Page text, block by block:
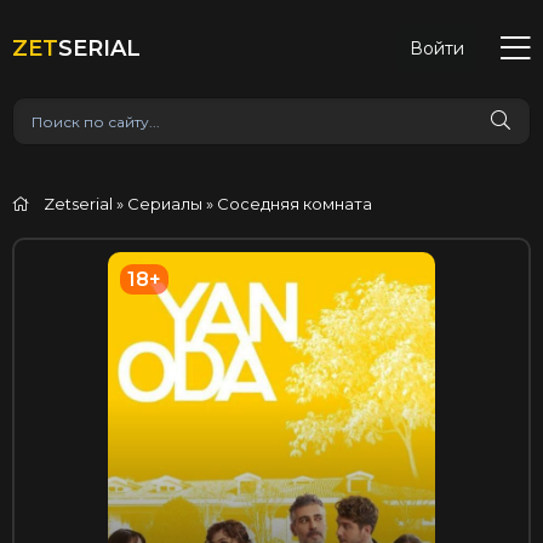
ZETSERIAL Войти
Zetserial » Сериалы » Соседняя комната
18+